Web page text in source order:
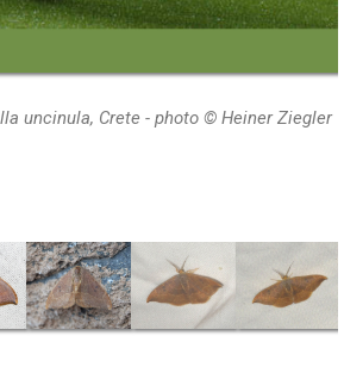
uncinula, Crete - photo © Heiner Ziegler